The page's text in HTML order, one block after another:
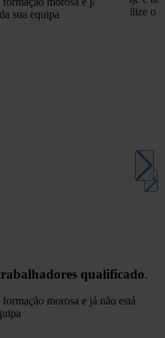
sua equipa
utilize o
qualificados
morosa e já não está